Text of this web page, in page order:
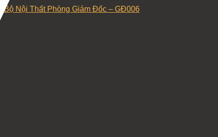
Bộ Nội Thất Phòng Giám Đốc – GĐ006